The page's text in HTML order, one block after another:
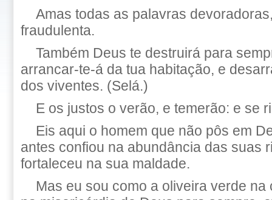
Amas todas as palavras
fraudulenta.
Também Deus te destruirá para
arrancar-te-á da tua habitação, e
dos viventes. (Selá.)
E os justos o verão, e temerão: e se
Eis aqui o homem que não pôs em
antes confiou na abundância das suas
fortaleceu na sua maldade.
Mas eu sou como a oliveira verde